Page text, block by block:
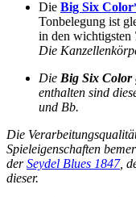
Die Big Six
Tonbelegung ist
in den wichtigsten
Die
Die Big Six Color
enthalten sind
und Bb.
Die
Spieleigenschaften
derSeydel Blues 1847,
dieser.